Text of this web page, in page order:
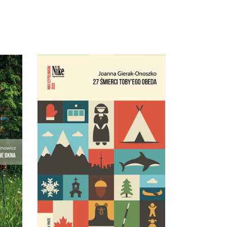
– i
E-BOOK DO
27 ŚMIERCI TOBY’EGO
OBEDA
Najgłośniejszy debiut
reporterski ostatnich lat!
59.90 29.95zł